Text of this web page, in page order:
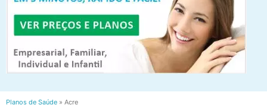
Planos de Saúde » Acre